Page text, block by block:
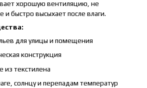
хорошую вентиляцию, не
и быстро высыхает после влаги.
для улицы и помещения
конструкция
текстилена
солнцу и перепадам температур